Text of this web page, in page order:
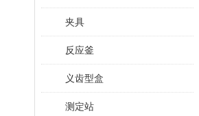
夹具
反应釜
义齿型盒
测定站